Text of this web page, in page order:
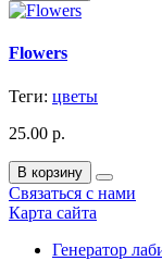
Flowers
Теги: цветы
25.00 р.
В корзину
Связаться с нами
Карта сайта
Генератор